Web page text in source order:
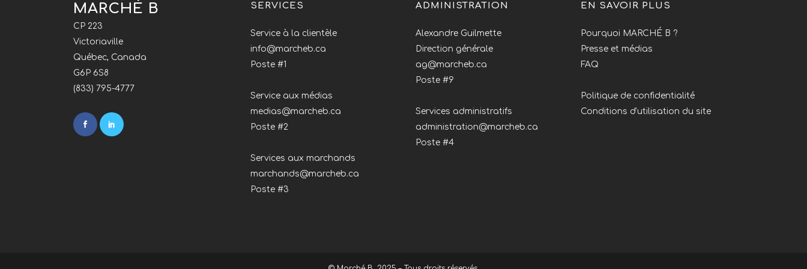
MARCHÉ B
CP 223
Victoriaville
Québec, Canada
G6P 6S8
(833) 795-4777
SERVICES
Service à la clientèle
info@marcheb.ca
Poste #1
Service aux médias
medias@marcheb.ca
Poste #2
Services aux marchands
marchands@marcheb.ca
Poste #3
ADMINISTRATION
Alexandre Guilmette
Direction générale
ag@marcheb.ca
Poste #9
Services administratifs
administration@marcheb.ca
Poste #4
EN SAVOIR PLUS
Pourquoi MARCHÉ B ?
Presse et médias
FAQ
Politique de confidentialité
Conditions d'utilisation du site